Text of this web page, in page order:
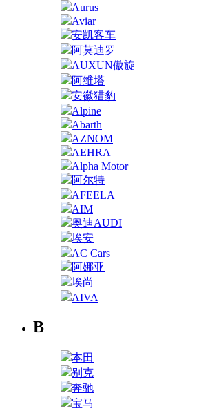
Aurus
Aviar
安凯客车
阿莫迪罗
AUXUN傲旋
阿维塔
安徽猎豹
Alpine
Abarth
AZNOM
AEHRA
Alpha Motor
阿尔特
AFEELA
AIM
奥迪AUDI
埃安
AC Cars
阿娜亚
埃尚
AIVA
B
本田
别克
奔驰
宝马